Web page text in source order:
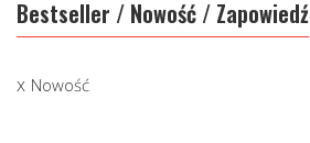
Bestseller / Nowość / Zapowiedź
Nowość